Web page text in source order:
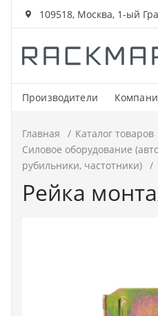
109518, Москва, 1-ый
Производители
Каталог
товаров
Шкафы и стойки
Компоненты СКС
Главная Каталог товаров
Силовое оборудование
рубильники, частотники)
Рейка